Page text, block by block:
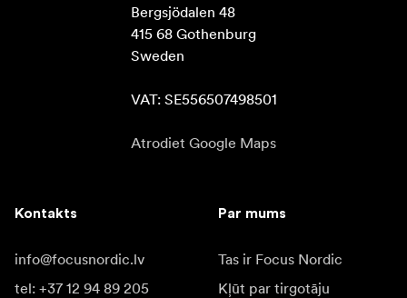
Bergsjödalen 48
415 68 Gothenburg
Sweden
VAT: SE556507498501
Atrodiet Google Maps
Kontakts
info@focusnordic.lv
tel: +37 12 94 89 205
Par mums
Tas ir Focus Nordic
Kļūt par tirgotāju